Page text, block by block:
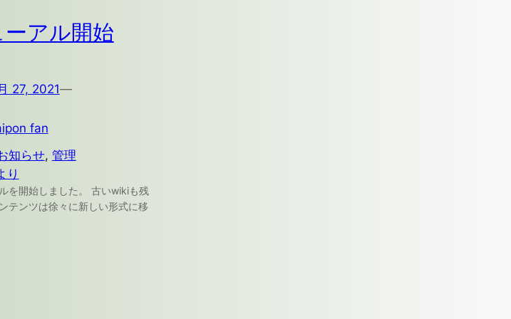
アル開始
27, 2021—
fan
知らせ, 管理
り
を開始しました。 古いwikiも残
テンツは徐々に新しい形式に移